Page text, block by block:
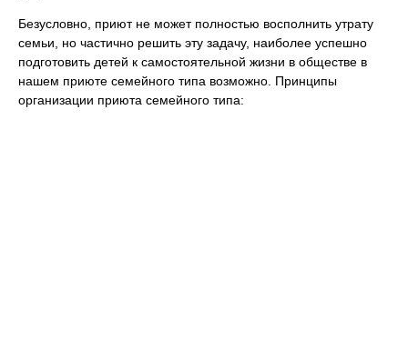
Безусловно, приют не может полностью восполнить утрату
семьи, но частично решить эту задачу, наиболее успешно
подготовить детей к самостоятельной жизни в обществе в
нашем приюте семейного типа возможно. Принципы
организации приюта семейного типа: